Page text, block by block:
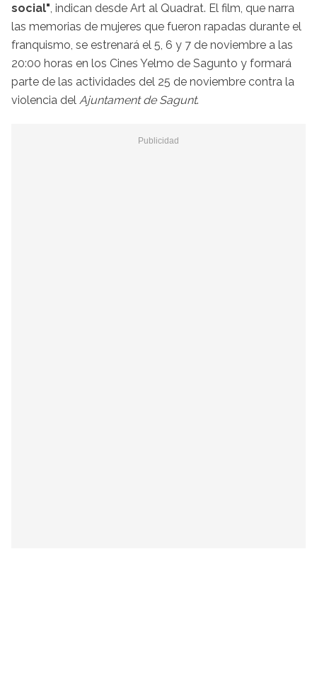
social", indican desde Art al Quadrat. El film, que narra
las memorias de mujeres que fueron rapadas durante el
franquismo, se estrenará el 5, 6 y 7 de noviembre a las
20:00 horas en los Cines Yelmo de Sagunto y formará
parte de las actividades del 25 de noviembre contra la
violencia del Ajuntament de Sagunt.